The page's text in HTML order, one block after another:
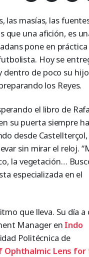
las masías, las
que una afición, es
pone en práctica
Hoy se
dentro de poco su hijo
los Reyes.
el libro de
su puerta siempre
desde Castellterçol,
sin mirar el reloj.
la vegetación…
especializada en el
que lleva. Su día a
Manager en Indo
Politécnica de
Ophthalmic Lens